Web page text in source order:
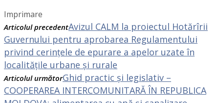
Imprimare
Articolul precedentAvizul CALM la proiectul Hotărîrii
Guvernului pentru aprobarea Regulamentului
privind cerinţele de epurare a apelor uzate în
localităţile urbane şi rurale
Articolul următorGhid practic și legislativ –
COOPERAREA INTERCOMUNITARĂ ÎN REPUBLICA